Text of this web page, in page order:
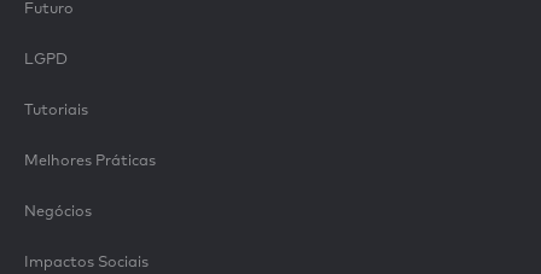
Futuro
LGPD
Tutoriais
Melhores Práticas
Negócios
Impactos Sociais